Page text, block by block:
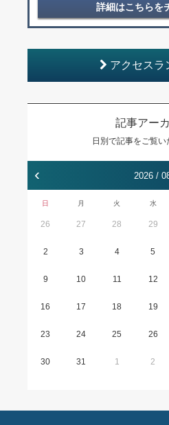
詳細はこちらを
アクセスラ
記事アー
日別で記事をご覧い
‹ 2026 /
日 月 火 水
26 27 28 29
2 3 4 5
9 10 11 12
16 17 18 19
23 24 25 26
30 31 1 2